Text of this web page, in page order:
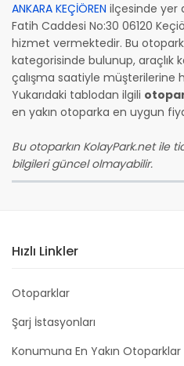
ANKARA KEÇİÖREN ilçesinde yer
Fatih Caddesi No:30 06120
hizmet vermektedir. Bu otopark
kategorisinde bulunup, araçlık
çalışma saatiyle müşterilerine
Yukarıdaki tablodan ilgili
en yakın otoparka en uygun
Bu otoparkın KolayPark.net ile
bilgileri güncel olmayabilir.
Hızlı Linkler
Otoparklar
Şarj İstasyonları
Konumuna En Yakın Otoparklar